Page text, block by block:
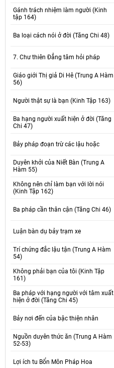
Gánh trách nhiệm làm người (Kinh
tập 164)
Ba loại cách nói ở đời (Tăng Chi 48)
7. Chư thiên Đẳng tâm hỏi pháp
Giáo giới Thị giả Di Hê (Trung A Hàm
56)
Người thật sự là bạn (Kinh Tập 163)
Ba hạng người xuất hiện ở đời (Tăng
Chi 47)
Bảy pháp đoạn trừ các lậu hoặc
Duyên khởi của Niết Bàn (Trung A
Hàm 55)
Không nên chỉ làm bạn với lời nói
(Kinh Tập 162)
Ba pháp cần thân cận (Tăng Chi 46)
Luận bàn dụ bảy trạm xe
Trí chứng đắc lậu tận (Trung A Hàm
54)
Không phải bạn của tôi (Kinh Tập
161)
Ba pháp với hạng người với tâm xuất
hiện ở đời (Tăng Chi 45)
Bảy nơi đến của bậc thiện nhân
Nguồn duyên thức ăn (Trung A Hàm
52-53)
Lợi ích tu Bổn Môn Pháp Hoa